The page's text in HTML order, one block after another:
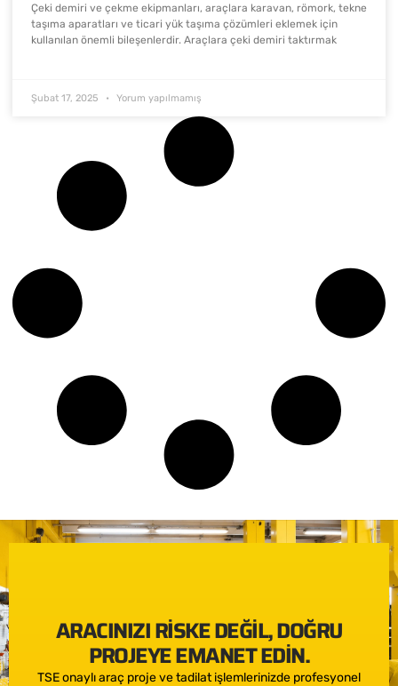
Çeki demiri ve çekme ekipmanları, araçlara karavan, römork, tekne
taşıma aparatları ve ticari yük taşıma çözümleri eklemek için
kullanılan önemli bileşenlerdir. Araçlara çeki demiri taktırmak
Şubat 17, 2025 Yorum yapılmamış
ARACINIZI RISKE DEĞIL, DOĞRU
PROJEYE EMANET EDIN.
TSE onaylı araç proje ve tadilat işlemlerinizde profesyonel